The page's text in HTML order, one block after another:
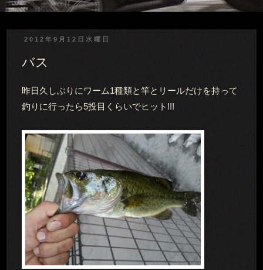
2012年9月12日水曜日
バス
昨日久しぶりにワーム1種類と竿とリールだけを持って
釣りに行ったら5投目くらいでヒット!!!